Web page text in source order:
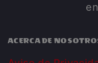
ACERCA DE